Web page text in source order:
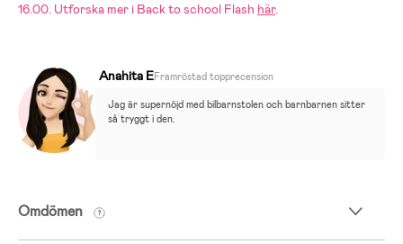
16.00. Utforska mer i Back to school Flash här.
Anahita EFramröstad topprecension
Jag är supernöjd med bilbarnstolen och barnbarnen sitter
så tryggt i den.
Omdömen